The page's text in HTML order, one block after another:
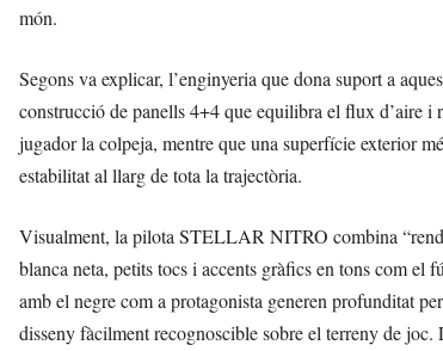
món.
Segons va explicar, l’enginyeria que dona suport a
construcció de panells 4+4 que equilibra el flux d’aire i
jugador la colpeja, mentre que una superfície exterior
estabilitat al llarg de tota la trajectòria.
Visualment, la pilota STELLAR NITRO combina
blanca neta, petits tocs i accents gràfics en tons com el
amb el negre com a protagonista generen profunditat
disseny fàcilment recognoscible sobre el terreny de